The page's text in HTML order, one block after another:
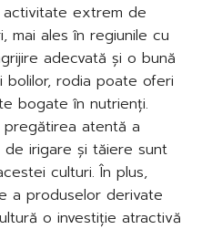
extrem de
mai ales în regiunile cu
adecvată și o bună
bolilor, rodia poate oferi
bogate în nutrienți.
atentă a
de irigare și tăiere sunt
culturi. În plus,
a produselor derivate
o investiție atractivă